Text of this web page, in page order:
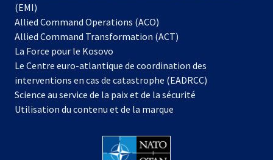
(EMI)
Allied Command Operations (ACO)
dans
nouvel
onglet
Allied Command Transformation (ACT)
La Force pour le Kosovo
dans
un
nouvel
onglet
Le Centre euro-atlantique de coordination des
interventions en cas de catastrophe (EADRCC)
Science au service de la paix et de la sécurité
Utilisation du contenu et de la marque